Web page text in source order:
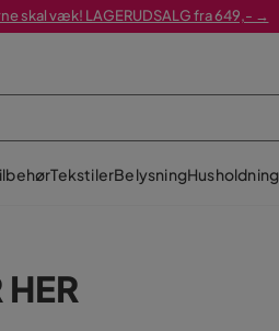
skal væk! LAGERUDSALG fra 649,- →
TekstilerBelysningHusholdning